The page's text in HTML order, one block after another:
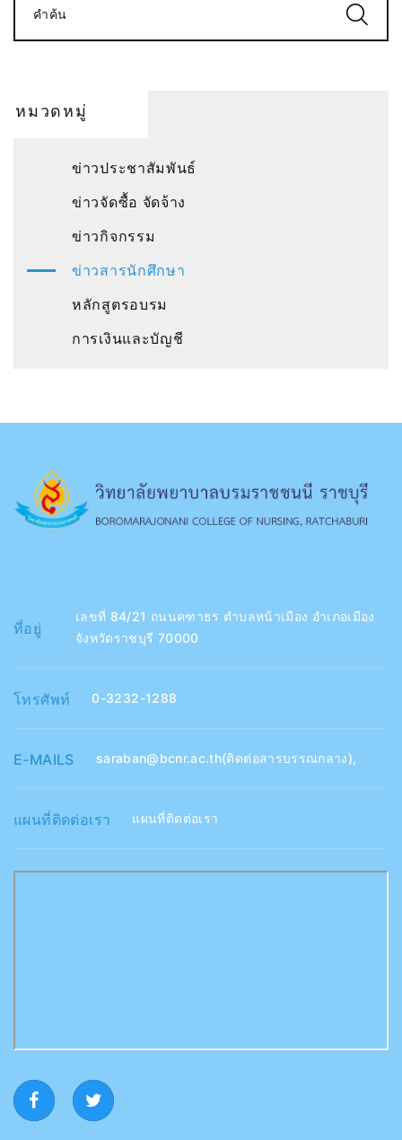
คำค้น
หมวดหมู่
ข่าวประชาสัมพันธ์
ข่าวจัดซื้อ จัดจ้าง
ข่าวกิจกรรม
ข่าวสารนักศึกษา
หลักสูตรอบรม
การเงินและบัญชี
ที่อยู่
เลขที่ 84/21 ถนนคฑาธร ตำบลหน้าเมือง อำเภอเมือง
จังหวัดราชบุรี 70000
โทรศัพท์ 0-3232-1288
E-MAILS saraban@bcnr.ac.th(ติดต่อสารบรรณกลาง),
แผนที่ติดต่อเรา แผนที่ติดต่อเรา